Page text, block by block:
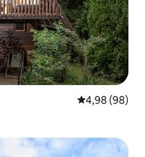
Évaluation
4,98 (98)